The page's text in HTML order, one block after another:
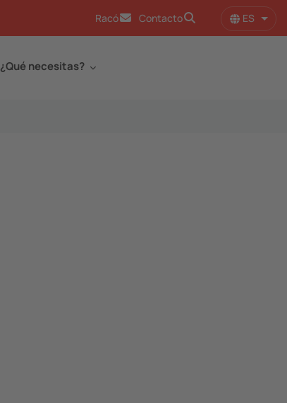
Racó Contacto ES
¿Qué necesitas?